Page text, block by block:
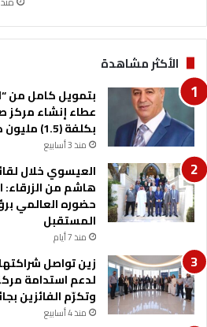
ت
ة
ح
ا
ر
ة
ا
ل
ث
ل
ا
ا
ء
الأكثر مشاهدة
بتمويل كامل من
عطاء إنشاء مركز
بكلفة (1.5) مليون دينار
منذ 3 أسابيع
العيسوي خلال
هاشم من الزرقاء:
حضوره العالمي
المستقبل
منذ 7 أيام
زين تواصل
لدعم استدامة
وتكرّم الفائزين
منذ 4 أسابيع